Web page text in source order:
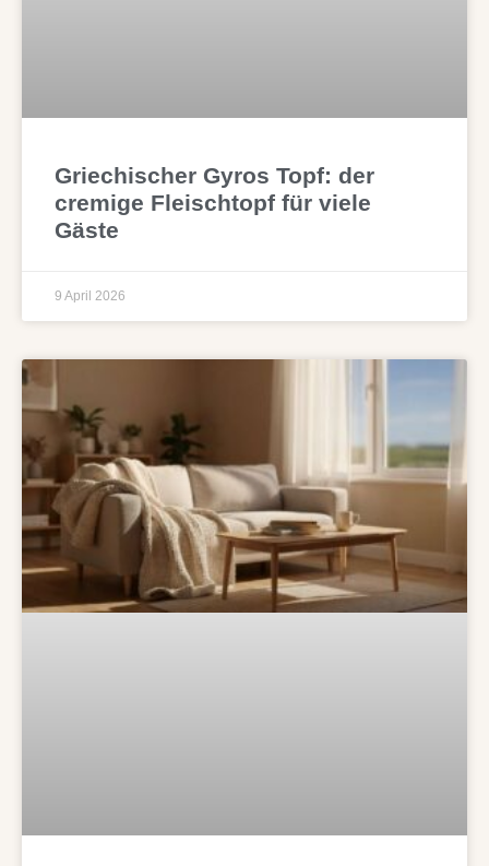
Griechischer Gyros Topf: der
cremige Fleischtopf für viele
Gäste
9 April 2026